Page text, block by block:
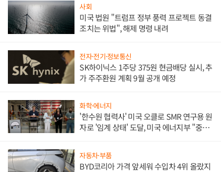
사회
미국 법원 "트럼프 정부 풍력 프로젝트 동결
조치는 위법", 해제 명령 내려
전자·전기·정보통신
SK하이닉스 1주당 375원 현금배당 실시, 추
가 주주환원 계획 9월 공개 예정
화학·에너지
'한수원 협력사' 미국 오클로 SMR 연구용 원
자로 '임계 상태' 도달, 미국 에너지부 "중요
자동차·부품
BYD코리아 가격 앞세워 수입차 4위 올랐지